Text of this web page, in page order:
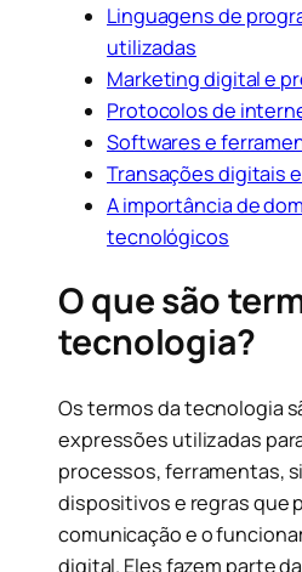
Linguagens de
utilizadas
Marketing digital e
Protocolos de
Softwares e
Transações digitais
A importância de
tecnológicos
O que são
tecnologia?
Os termos da tecnologia
expressões utilizadas
processos, ferramentas,
dispositivos e regras que
comunicação e o
digital. Eles fazem parte